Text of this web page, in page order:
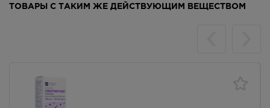
и "Побочное действие"), такие как снижение АД,
контролировать концентрацию калия в сыворотке
крови. При применении высоких доз, а также при
передозировке бета-агонистов короткого действия
ТОВАРЫ С ТАКИМ ЖЕ ДЕЙСТВУЮЩИМ ВЕЩЕСТВОМ